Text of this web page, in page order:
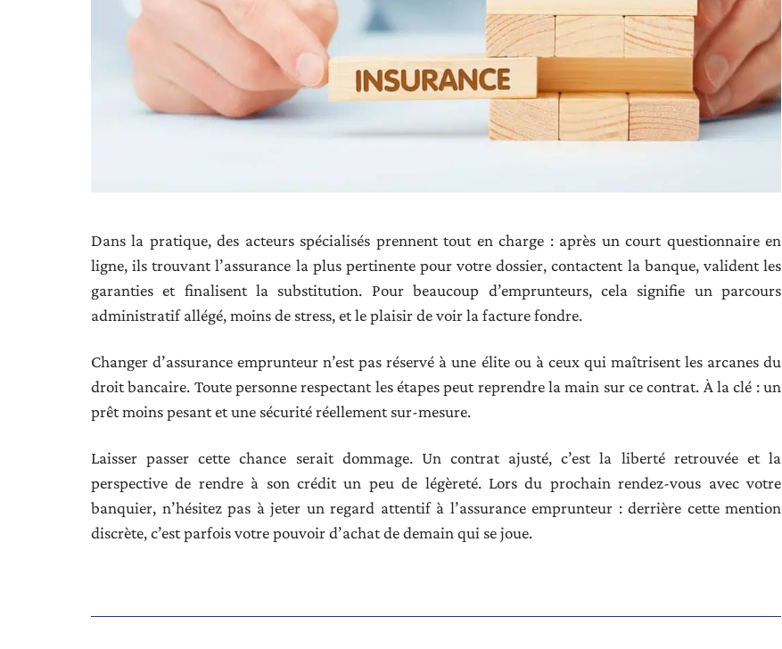
Dans la pratique, des acteurs spécialisés prennent tout en charge : après un court questionnaire en
ligne, ils trouvant l’assurance la plus pertinente pour votre dossier, contactent la banque, valident les
garanties et finalisent la substitution. Pour beaucoup d’emprunteurs, cela signifie un parcours
administratif allégé, moins de stress, et le plaisir de voir la facture fondre.
Changer d’assurance emprunteur n’est pas réservé à une élite ou à ceux qui maîtrisent les arcanes du
droit bancaire. Toute personne respectant les étapes peut reprendre la main sur ce contrat. À la clé : un
prêt moins pesant et une sécurité réellement sur-mesure.
Laisser passer cette chance serait dommage. Un contrat ajusté, c’est la liberté retrouvée et la
perspective de rendre à son crédit un peu de légèreté. Lors du prochain rendez-vous avec votre
banquier, n’hésitez pas à jeter un regard attentif à l’assurance emprunteur : derrière cette mention
discrète, c’est parfois votre pouvoir d’achat de demain qui se joue.